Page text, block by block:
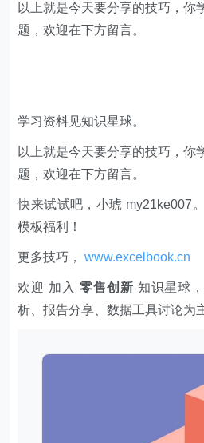
以上就是今天要分享的技巧，你
题，欢迎在下方留言。
学习资料见知识星球。
以上就是今天要分享的技巧，你
题，欢迎在下方留言。
快来试试吧，小琥 my21ke007
模板福利​​​​！
更多技巧，www.excelbook.cn
欢迎 加入 零售创新 知识星球
析、报告分享、数据工具讨论为